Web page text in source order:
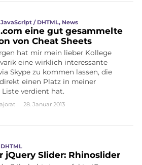
JavaScript / DHTML, News
eine gut gesammelte
von Cheat Sheets
hat mir mein lieber Kollege
eine wirklich interessante
Skype zu kommen lassen, die
einen Platz in meiner
verdient hat.
28. Januar 2013
jQuery Slider: Rhinoslider